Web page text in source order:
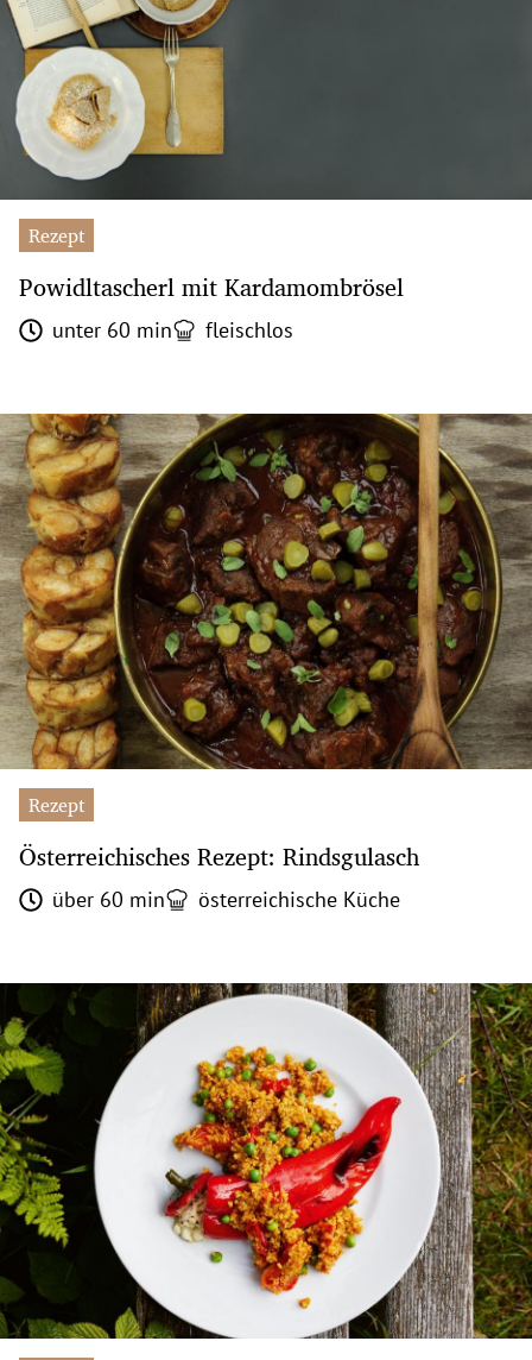
Rezept
Powidltascherl mit Kardamombrösel
unter 60 min fleischlos
Rezept
Österreichisches Rezept: Rindsgulasch
über 60 min österreichische Küche